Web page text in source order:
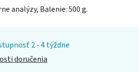
analýzy, Balenie: 500 g.
2 - 4 týždne
doručenia